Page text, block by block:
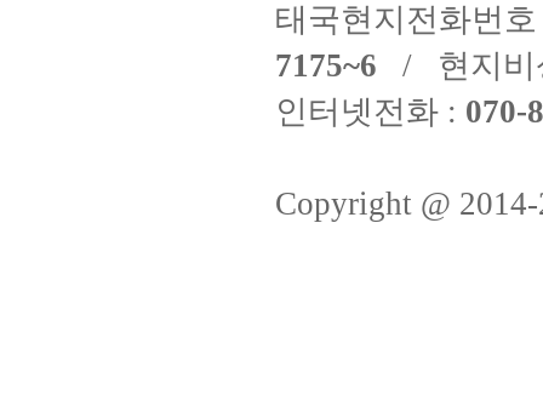
태국현지전화번
7175~6 / 현지비
인터넷전화 : 070-
Copyright @